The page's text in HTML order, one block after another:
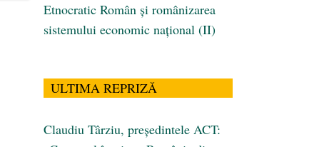
Etnocratic Român şi românizarea
sistemului economic naţional (II)
ULTIMA REPRIZĂ
Claudiu Târziu, președintele ACT: